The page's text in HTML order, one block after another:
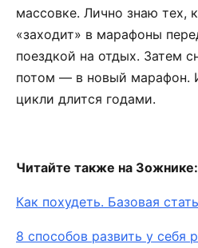
массовке. Лично знаю тех,
«заходит» в марафоны
поездкой на отдых. Затем
потом — в новый марафон.
цикли длится годами.
Читайте также на Зожнике:
Как похудеть. Базовая
8 способов развить у себя